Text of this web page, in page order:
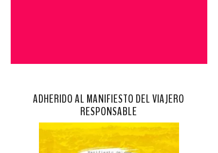
ADHERIDO AL MANIFIESTO DEL VIAJERO
RESPONSABLE